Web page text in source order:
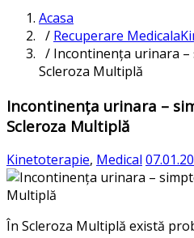
Acasa
/ Recuperare Medicala
/ Incontinența urinara
Scleroza Multiplă
Incontinența urinara –
Scleroza Multiplă
Kinetoterapie, Medical
În Scleroza Multiplă există